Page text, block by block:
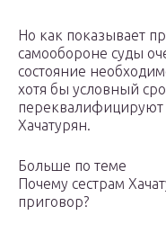
Но как показывает
самообороне суды
состояние
хотя бы условный
переквалифицируют
Хачатурян.
Больше по теме
Почему сестрам
приговор?